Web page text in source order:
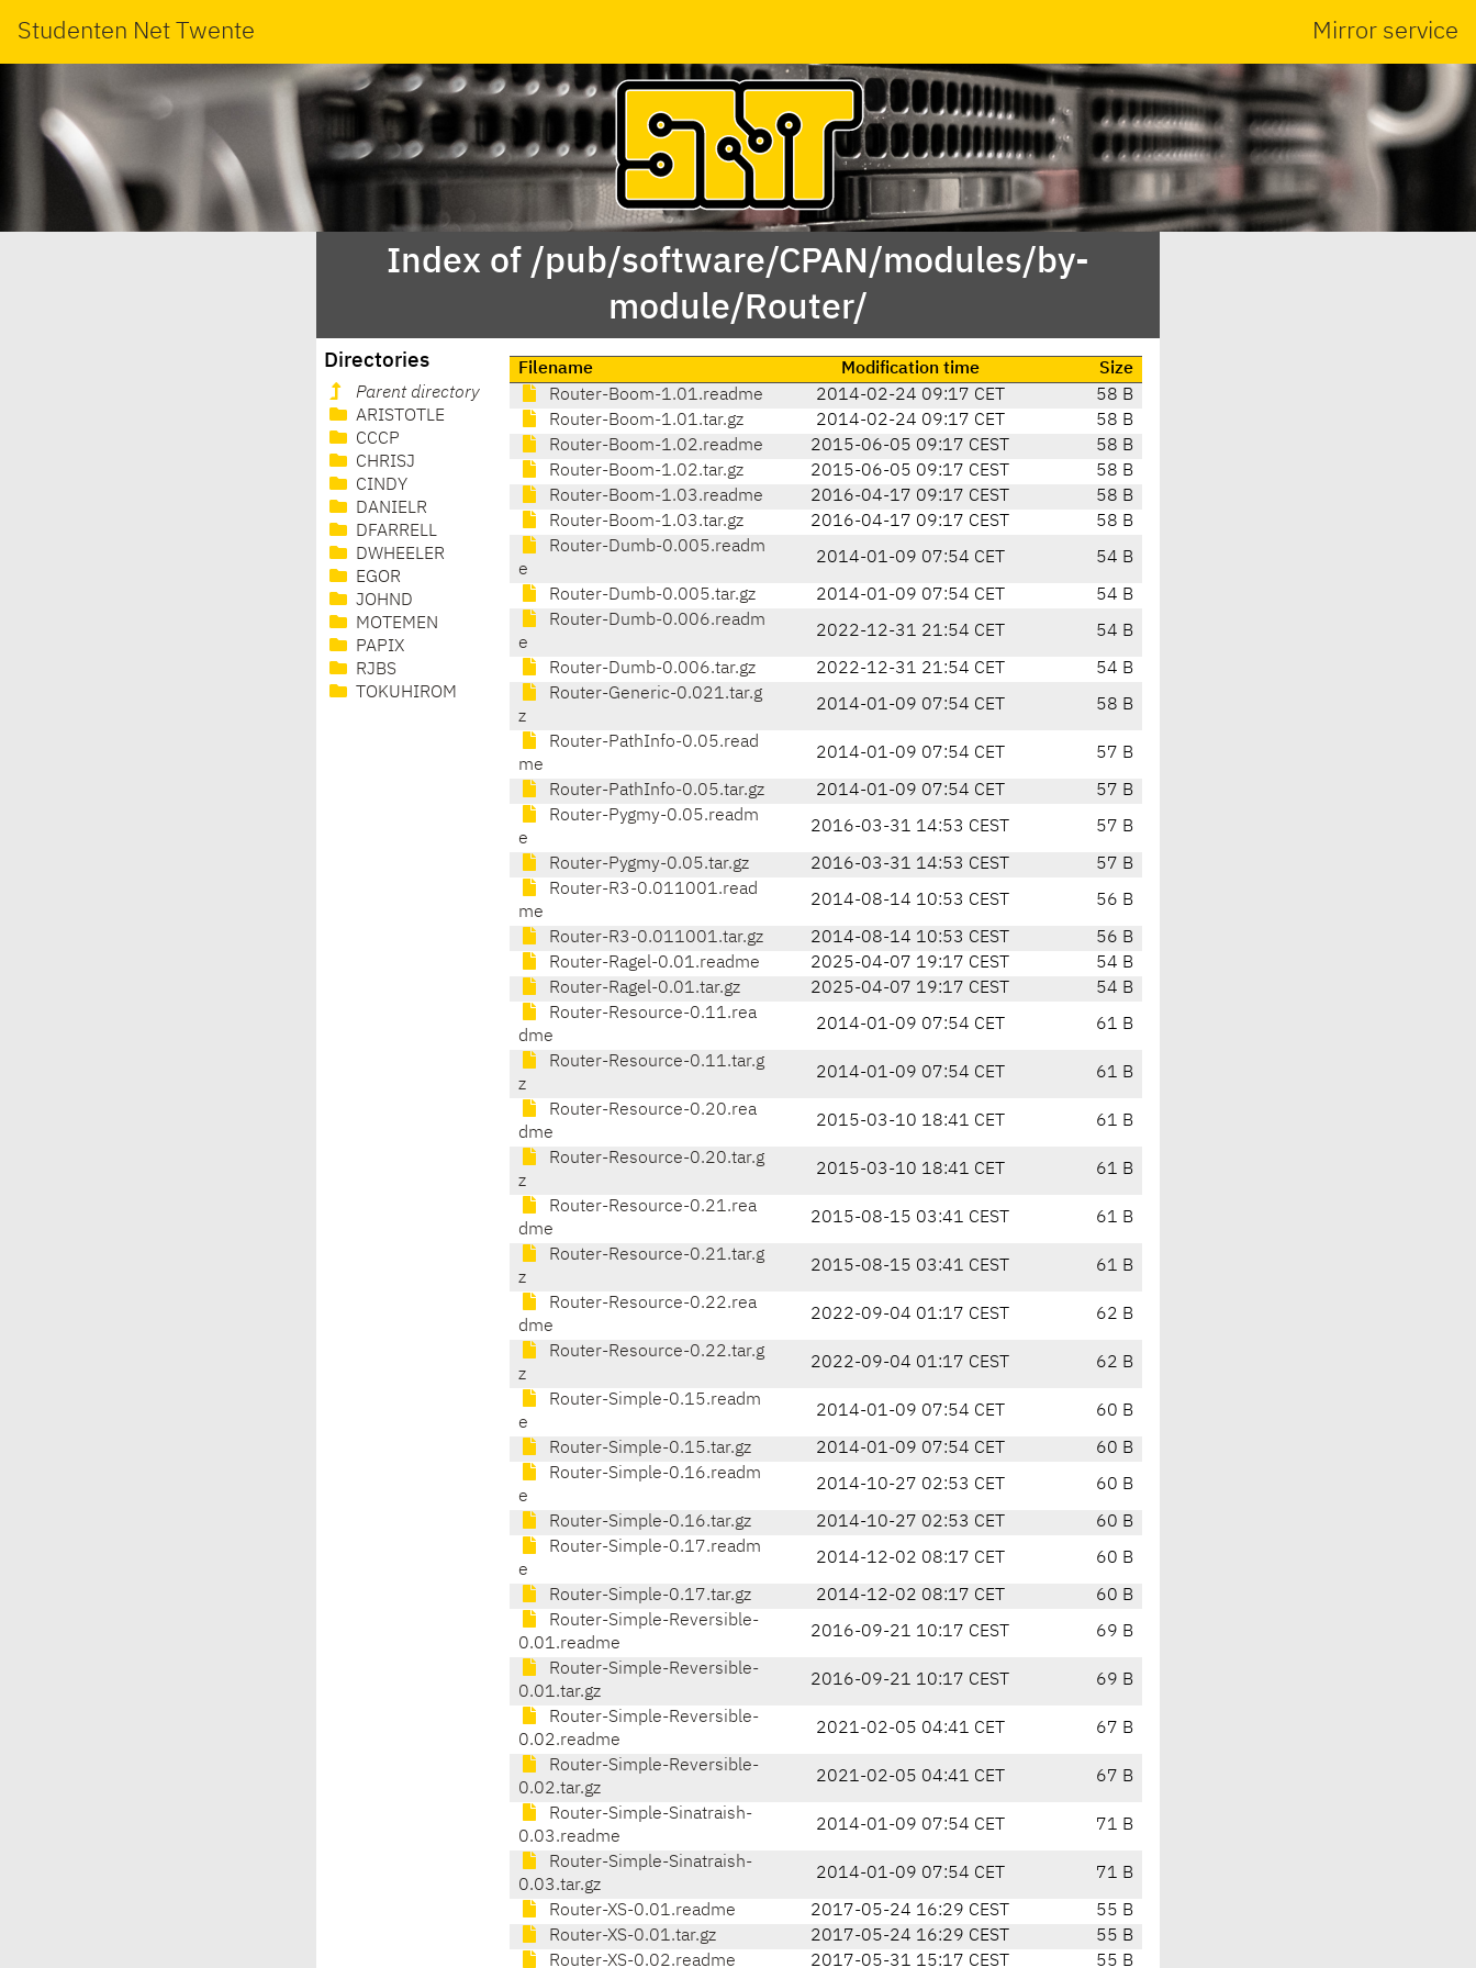
Studenten Net Twente Mirror service
Index of /pub/software/CPAN/modules/by-
module/Router/
Directories
Parent directory
ARISTOTLE
CCCP
CHRISJ
CINDY
DANIELR
DFARRELL
DWHEELER
EGOR
JOHND
MOTEMEN
PAPIX
RJBS
TOKUHIROM
Filename Modification time
Size
Router-Boom-1.01.readme
2014-02-24 09:17 CET
58 B
Router-Boom-1.01.tar.gz
2014-02-24 09:17 CET
58 B
Router-Boom-1.02.readme
2015-06-05 09:17 CEST
58 B
Router-Boom-1.02.tar.gz
2015-06-05 09:17 CEST
58 B
Router-Boom-1.03.readme
2016-04-17 09:17 CEST
58 B
Router-Boom-1.03.tar.gz
2016-04-17 09:17 CEST
58 B
Router-Dumb-0.005.readm
e
2014-01-09 07:54 CET 54 B
Router-Dumb-0.005.tar.gz 2014-01-09 07:54 CET
54 B
Router-Dumb-0.006.readm
e
2022-12-31 21:54 CET 54 B
Router-Dumb-0.006.tar.gz 2022-12-31 21:54 CET
54 B
Router-Generic-0.021.tar.g
z
2014-01-09 07:54 CET 58 B
Router-PathInfo-0.05.read
me
2014-01-09 07:54 CET 57 B
Router-PathInfo-0.05.tar.gz 2014-01-09 07:54 CET
57 B
Router-Pygmy-0.05.readm
e
2016-03-31 14:53 CEST 57 B
Router-Pygmy-0.05.tar.gz 2016-03-31 14:53 CEST
57 B
Router-R3-0.011001.read
me
2014-08-14 10:53 CEST 56 B
Router-R3-0.011001.tar.gz 2014-08-14 10:53 CEST
56 B
Router-Ragel-0.01.readme
2025-04-07 19:17 CEST
54 B
Router-Ragel-0.01.tar.gz
2025-04-07 19:17 CEST
54 B
Router-Resource-0.11.rea
dme
2014-01-09 07:54 CET 61 B
Router-Resource-0.11.tar.g
z
2014-01-09 07:54 CET 61 B
Router-Resource-0.20.rea
dme
2015-03-10 18:41 CET 61 B
Router-Resource-0.20.tar.g
z
2015-03-10 18:41 CET 61 B
Router-Resource-0.21.rea
dme
2015-08-15 03:41 CEST 61 B
Router-Resource-0.21.tar.g
z
2015-08-15 03:41 CEST 61 B
Router-Resource-0.22.rea
dme
2022-09-04 01:17 CEST 62 B
Router-Resource-0.22.tar.g
z
2022-09-04 01:17 CEST 62 B
Router-Simple-0.15.readm
e
2014-01-09 07:54 CET 60 B
Router-Simple-0.15.tar.gz 2014-01-09 07:54 CET
60 B
Router-Simple-0.16.readm
e
2014-10-27 02:53 CET 60 B
Router-Simple-0.16.tar.gz 2014-10-27 02:53 CET
60 B
Router-Simple-0.17.readm
e
2014-12-02 08:17 CET 60 B
Router-Simple-0.17.tar.gz 2014-12-02 08:17 CET
60 B
Router-Simple-Reversible-
0.01.readme
2016-09-21 10:17 CEST 69 B
Router-Simple-Reversible-
0.01.tar.gz
2016-09-21 10:17 CEST 69 B
Router-Simple-Reversible-
0.02.readme
2021-02-05 04:41 CET 67 B
Router-Simple-Reversible-
0.02.tar.gz
2021-02-05 04:41 CET 67 B
Router-Simple-Sinatraish-
0.03.readme
2014-01-09 07:54 CET 71 B
Router-Simple-Sinatraish-
0.03.tar.gz
2014-01-09 07:54 CET 71 B
Router-XS-0.01.readme 2017-05-24 16:29 CEST
55 B
Router-XS-0.01.tar.gz
2017-05-24 16:29 CEST
55 B
Router-XS-0.02.readme
2017-05-31 15:17 CEST 55 B